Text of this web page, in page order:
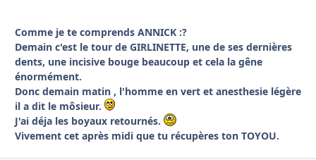
Comme je te comprends ANNICK :?
Demain c'est le tour de GIRLINETTE, une de ses dernières
dents, une incisive bouge beaucoup et cela la gêne
énormément.
Donc demain matin , l'homme en vert et anesthesie légère
il a dit le môsieur.
J'ai déja les boyaux retournés.
Vivement cet après midi que tu récupères ton TOYOU.